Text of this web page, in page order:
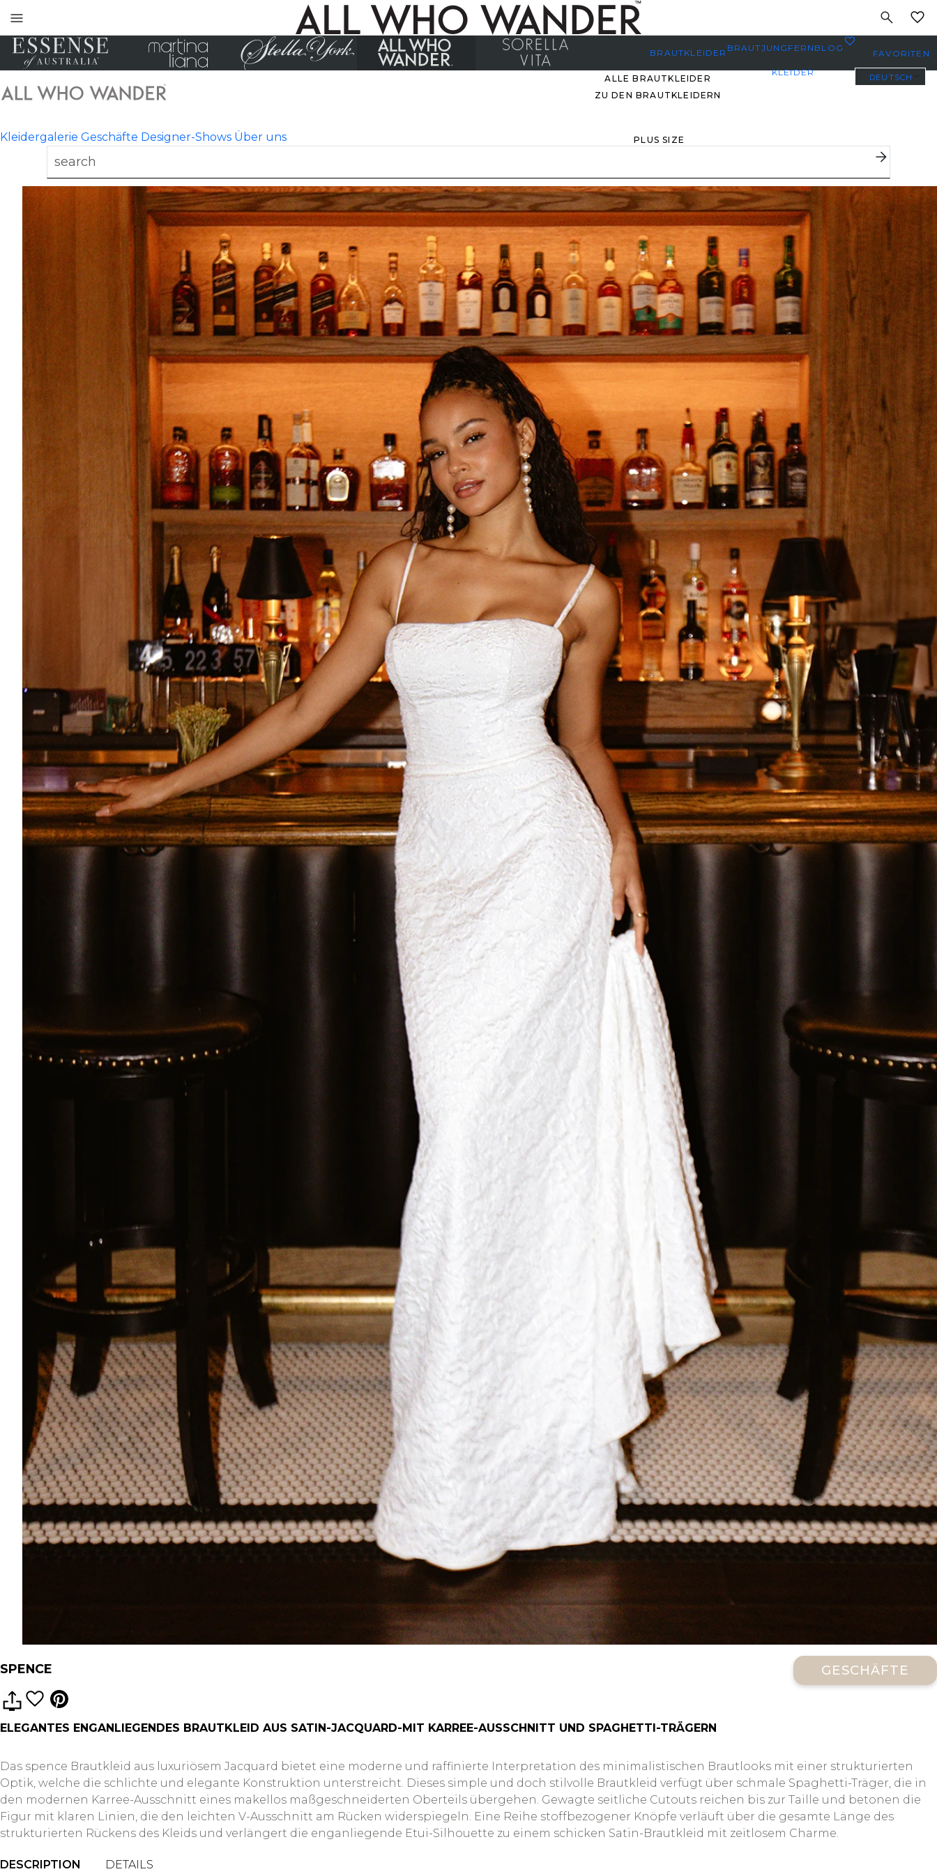
mobile
navigation
BRAUTKLEIDER
ALLE BRAUTKLEIDER
ZU DEN BRAUTKLEIDERN
PLUS SIZE
MEISTGEPINNTE
BRAUTKLEIDER
ZU DEN FAVORITEN
UNSERER BRÄUTE 🔥
STILE
BOHO
DEZENTE
MODERN
SOMMER
SPITZE
STRAND
VINTAGE
WINTER
SILHOUETTEN
A-LINIE
BALLKLEID
ETUI-LINIE
MEERJUNGFRAU
AUSSCHNITTE
ECKIGER AUSSCHNITT
HERZAUSSCHNITT
SCHULTERFREI
V-AUSSCHNITT
MERKMALE
ÄRMELN
GLITZER
KEYHOLE
RÜCKENFREI
SCHLEPPE
SCHLITZ
TRÄGER
ÜBERROCK
BRAUTJUNGFERN
KLEIDER
BLOG FAVORITEN
DEUTSCH
Kleidergalerie Geschäfte Designer-Shows Über uns
SPENCE GESCHÄFTE
ELEGANTES ENGANLIEGENDES BRAUTKLEID AUS SATIN-JACQUARD-MIT KARREE-AUSSCHNITT UND SPAGHETTI-TRÄGERN
Das spence Brautkleid aus luxuriösem Jacquard bietet eine moderne und raffinierte Interpretation des minimalistischen Brautlooks mit einer strukturierten
Optik, welche die schlichte und elegante Konstruktion unterstreicht. Dieses simple und doch stilvolle Brautkleid verfügt über schmale Spaghetti-Träger, die in
den modernen Karree-Ausschnitt eines makellos maßgeschneiderten Oberteils übergehen. Gewagte seitliche Cutouts reichen bis zur Taille und betonen die
Figur mit klaren Linien, die den leichten V-Ausschnitt am Rücken widerspiegeln. Eine Reihe stoffbezogener Knöpfe verläuft über die gesamte Länge des
strukturierten Rückens des Kleids und verlängert die enganliegende Etui-Silhouette zu einem schicken Satin-Brautkleid mit zeitlosem Charme.
DESCRIPTION DETAILS